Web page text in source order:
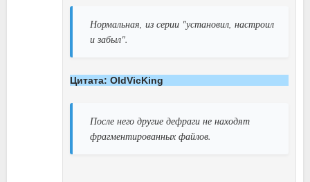
Нормальная, из серии "установил, настроил
и забыл".
Цитата: OldVicKing
После него другие дефраги не находят
фрагментированных файлов.